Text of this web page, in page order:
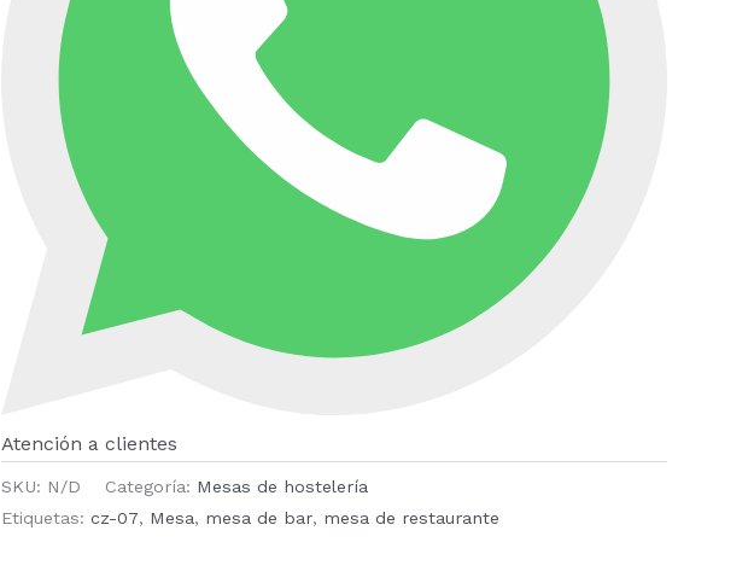
Atención a clientes
SKU: N/D Categoría: Mesas de hostelería
Etiquetas: cz-07, Mesa, mesa de bar, mesa de restaurante